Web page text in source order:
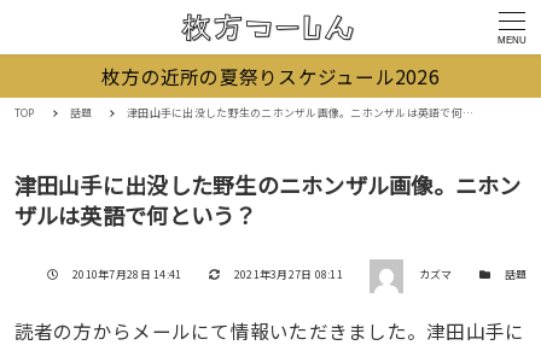
MENU
枚方の近所の夏祭りスケジュール2026
TOP 話題 津田山手に出没した野生のニホンザル画像。ニホンザルは英語で何という？
津田山手に出没した野生のニホンザル画像。ニホン
ザルは英語で何という？
投稿日
2010年7月28日 14:41 更新日
2021年3月27日 08:11 著者 カズマ カテゴリー
話題
読者の方からメールにて情報いただきました。津田山手に